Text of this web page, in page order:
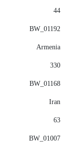
44
BW_01192
Armenia
330
BW_01168
Iran
63
BW_01007